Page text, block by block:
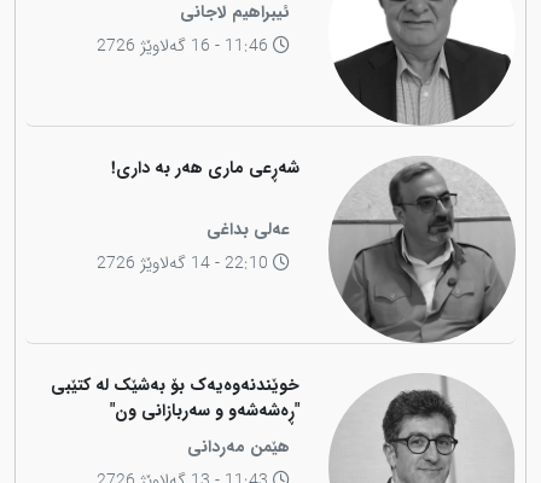
ئیبراهیم لاجانی
شەڕعی ماری هەر بە داری!
عەلی بداغی
خوێندنەوەیەک بۆ بەشێک لە کتێبی
"ڕەشەشەو و سەربازانی ون"
هێمن مەردانی